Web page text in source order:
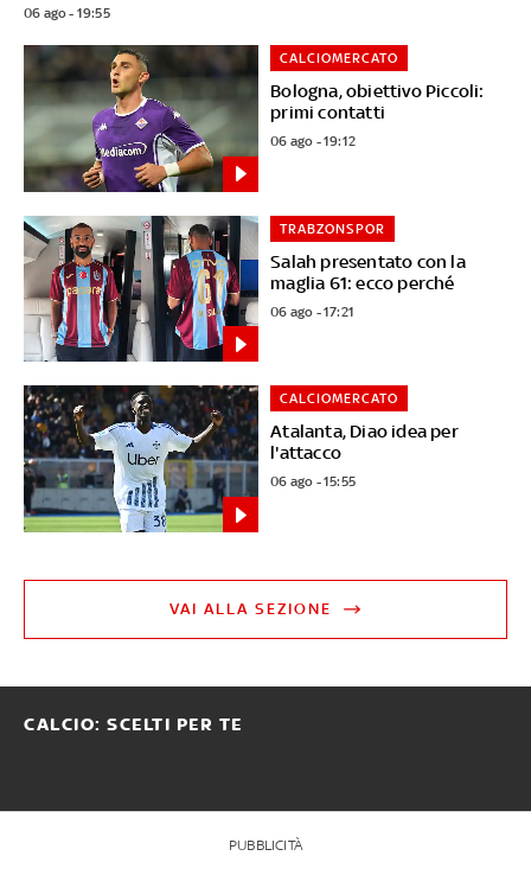
06 ago - 19:55
Bologna, obiettivo Piccoli:
primi contatti
CALCIOMERCATO
06 ago - 19:12
Salah presentato con la
maglia 61: ecco perché
TRABZONSPOR
06 ago - 17:21
Atalanta, Diao idea per
l'attacco
CALCIOMERCATO
06 ago - 15:55
VAI ALLA SEZIONE
CALCIO: SCELTI PER TE
PUBBLICITÀ